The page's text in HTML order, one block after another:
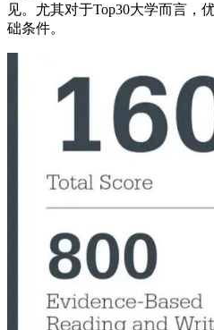
见。尤其对于Top30大学而言，
础条件。